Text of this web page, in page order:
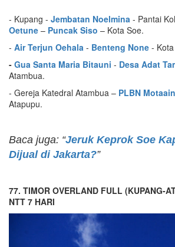
- Kupang - Jembatan Noelmina - Pantai
Oetune – Puncak Siso – Kota Soe.
- Air Terjun Oehala - Benteng None -
- Gua Santa Maria Bitauni - Desa Adat
Atambua.
- Gereja Katedral Atambua – PLBN Motaain
Atapupu.
Baca juga: “Jeruk Keprok Soe
Dijual di Jakarta?”
77. TIMOR OVERLAND FULL (KUPANG-
NTT 7 HARI